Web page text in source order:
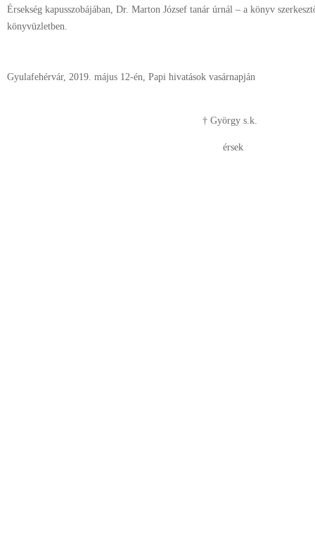
Érsekség kapusszobájában, Dr. Marton József tanár úrnál – a könyv
könyvüzletben.
Gyulafehérvár, 2019. május 12-én, Papi hivatások vasárnapján
† György s.k.
érsek